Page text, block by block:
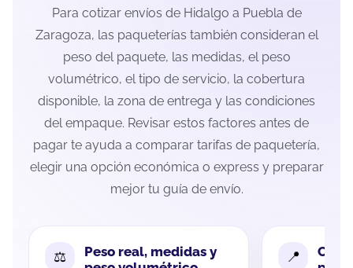
Para cotizar envíos de Hidalgo a Puebla de
Zaragoza, las paqueterías también consideran el
peso del paquete, las medidas, el peso
volumétrico, el tipo de servicio, la cobertura
disponible, la zona de entrega y las condiciones
del empaque. Revisar estos factores antes de
pagar te ayuda a comparar tarifas de paquetería,
elegir una opción económica o express y preparar
mejor tu guía de envío.
Peso real, medidas y